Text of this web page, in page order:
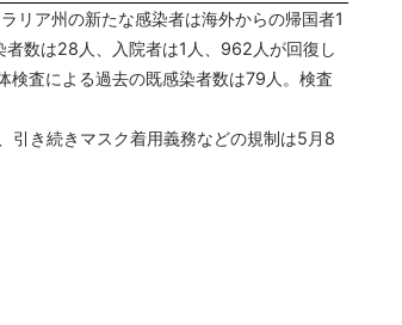
リア州の新たな感染者は海外からの帰国者1
数は28人、入院者は1人、962人が回復し
査による過去の既感染者数は79人。検査
引き続きマスク着用義務などの規制は5月8